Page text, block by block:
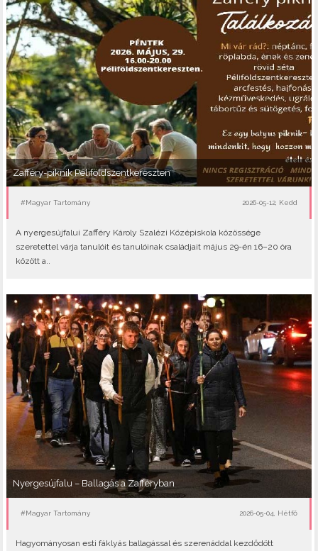
Zafféry-piknik Péliföldszentkereszten
#Magyar Tartomány 2026-05-12, Kedd
A nyergesújfalui Zafféry Károly Szalézi Középiskola közössége
szeretettel várja tanulóit és tanulóinak családjait május 29-én 16–20 óra
között a..
Nyergesújfalu – Ballagás a Zafféryban
#Magyar Tartomány 2026-05-04, Hétfő
Hagyományosan esti fáklyás ballagással és szerenáddal kezdődött